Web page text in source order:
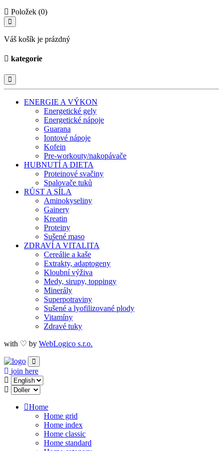
Položek (0)
Váš košík je prázdný
kategorie
ENERGIE A VÝKON
Energetické gely
Energetické nápoje
Guarana
Iontové nápoje
Kofein
Pre-workouty/nakopávače
HUBNUTÍ A DIETA
Proteinové svačiny
Spalovače tuků
RŮST A SÍLA
Aminokyseliny
Gainery
Kreatin
Proteiny
Sušené maso
ZDRAVÍ A VITALITA
Cereálie a kaše
Extrakty, adaptogeny
Kloubní výživa
Medy, sirupy, toppingy
Minerály
Superpotraviny
Sušené a lyofilizované plody
Vitamíny
Zdravé tuky
with ♡ by WebLogico s.r.o.
join here
Home
Home grid
Home index
Home classic
Home standard